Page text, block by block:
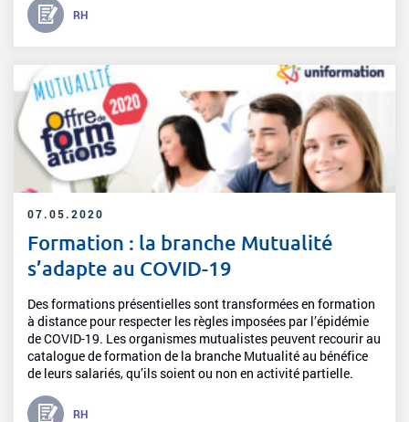
RH
07.05.2020
Formation : la branche Mutualité
s’adapte au COVID-19
Des formations présentielles sont transformées en formation
à distance pour respecter les règles imposées par l’épidémie
de COVID-19. Les organismes mutualistes peuvent recourir au
catalogue de formation de la branche Mutualité au bénéfice
de leurs salariés, qu’ils soient ou non en activité partielle.
RH